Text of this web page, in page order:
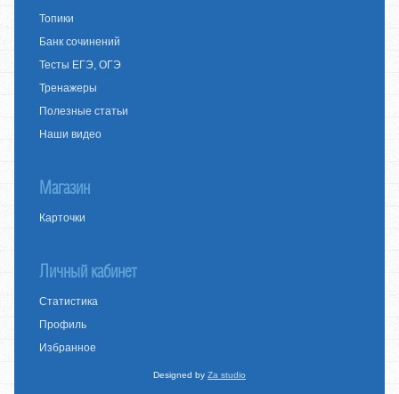
Топики
Банк сочинений
Тесты ЕГЭ, ОГЭ
Тренажеры
Полезные статьи
Наши видео
Магазин
Карточки
Личный кабинет
Статистика
Профиль
Избранное
Designed by Za studio